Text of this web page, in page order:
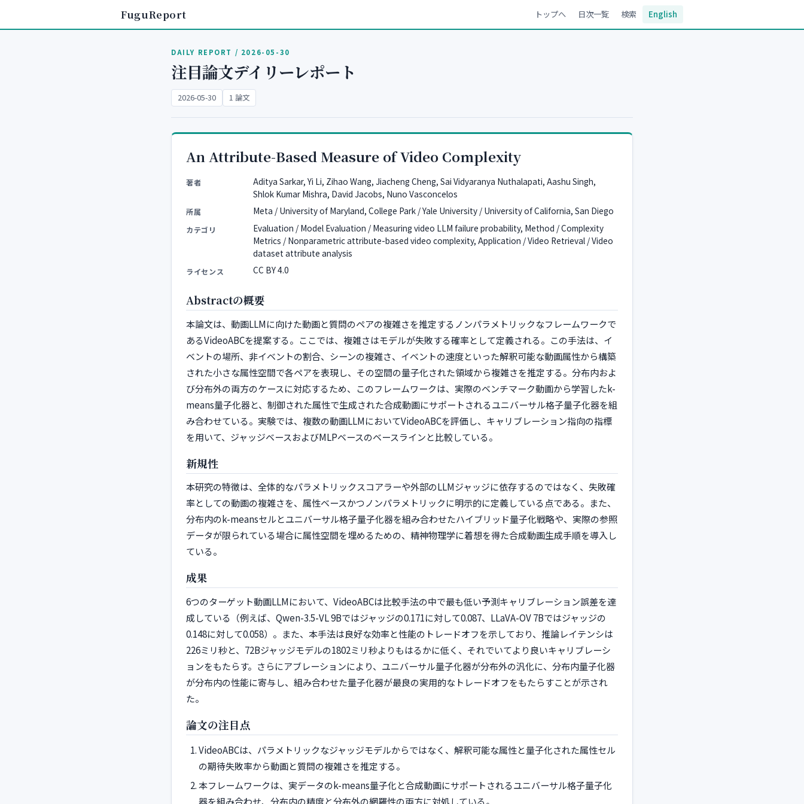
FuguReport トップへ 日次一覧 検索 English
DAILY REPORT / 2026-05-30
注目論文デイリーレポート
2026-05-30 1 論文
An Attribute-Based Measure of Video Complexity
著者
Aditya Sarkar, Yi Li, Zihao Wang, Jiacheng Cheng, Sai Vidyaranya Nuthalapati, Aashu Singh,
Shlok Kumar Mishra, David Jacobs, Nuno Vasconcelos
所属 Meta / University of Maryland, College Park / Yale University / University of California, San Diego
カテゴリ
Evaluation / Model Evaluation / Measuring video LLM failure probability, Method / Complexity
Metrics / Nonparametric attribute-based video complexity, Application / Video Retrieval / Video
dataset attribute analysis
ライセンス CC BY 4.0
Abstractの概要
本論文は、動画LLMに向けた動画と質問のペアの複雑さを推定するノンパラメトリックなフレームワークで
あるVideoABCを提案する。ここでは、複雑さはモデルが失敗する確率として定義される。この手法は、イ
ベントの場所、非イベントの割合、シーンの複雑さ、イベントの速度といった解釈可能な動画属性から構築
された小さな属性空間で各ペアを表現し、その空間の量子化された領域から複雑さを推定する。分布内およ
び分布外の両方のケースに対応するため、このフレームワークは、実際のベンチマーク動画から学習したk-
means量子化器と、制御された属性で生成された合成動画にサポートされるユニバーサル格子量子化器を組
み合わせている。実験では、複数の動画LLMにおいてVideoABCを評価し、キャリブレーション指向の指標
を用いて、ジャッジベースおよびMLPベースのベースラインと比較している。
新規性
本研究の特徴は、全体的なパラメトリックスコアラーや外部のLLMジャッジに依存するのではなく、失敗確
率としての動画の複雑さを、属性ベースかつノンパラメトリックに明示的に定義している点である。また、
分布内のk-meansセルとユニバーサル格子量子化器を組み合わせたハイブリッド量子化戦略や、実際の参照
データが限られている場合に属性空間を埋めるための、精神物理学に着想を得た合成動画生成手順を導入し
ている。
成果
6つのターゲット動画LLMにおいて、VideoABCは比較手法の中で最も低い予測キャリブレーション誤差を達
成している（例えば、Qwen-3.5-VL 9Bではジャッジの0.171に対して0.087、LLaVA-OV 7Bではジャッジの
0.148に対して0.058）。また、本手法は良好な効率と性能のトレードオフを示しており、推論レイテンシは
226ミリ秒と、72Bジャッジモデルの1802ミリ秒よりもはるかに低く、それでいてより良いキャリブレーシ
ョンをもたらす。さらにアブレーションにより、ユニバーサル量子化器が分布外の汎化に、分布内量子化器
が分布内の性能に寄与し、組み合わせた量子化器が最良の実用的なトレードオフをもたらすことが示され
た。
論文の注目点
VideoABCは、パラメトリックなジャッジモデルからではなく、解釈可能な属性と量子化された属性セル
の期待失敗率から動画と質問の複雑さを推定する。
本フレームワークは、実データのk-means量子化と合成動画にサポートされるユニバーサル格子量子化
器を組み合わせ、分布内の精度と分布外の網羅性の両方に対処している。